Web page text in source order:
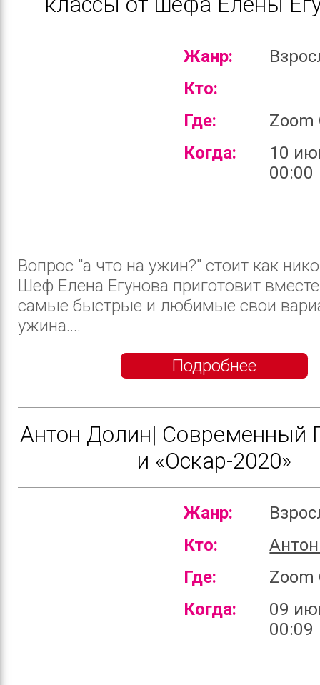
Жанр:
Кто:
Где:
Zoom
Когда:
10
00:00
Вопрос "а что на ужин?" стоит как
Шеф Елена Егунова приготовит
самые быстрые и любимые свои
ужина....
Подробнее
Антон Долин| Современный
и «Оскар-2020»
Жанр:
Кто:
Где:
Zoom
Когда:
09
00:09